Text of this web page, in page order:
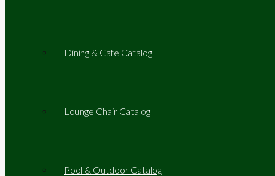
Dining & Cafe Catalog
Lounge Chair Catalog
Pool & Outdoor Catalog